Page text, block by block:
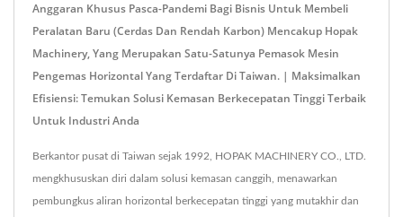
Anggaran Khusus Pasca-Pandemi Bagi Bisnis Untuk Membeli
Peralatan Baru (cerdas Dan Rendah Karbon) Mencakup Hopak
Machinery, Yang Merupakan Satu-Satunya Pemasok Mesin
Pengemas Horizontal Yang Terdaftar Di Taiwan. | Maksimalkan
Efisiensi: Temukan Solusi Kemasan Berkecepatan Tinggi Terbaik
Untuk Industri Anda
Berkantor pusat di Taiwan sejak 1992, HOPAK MACHINERY CO., LTD.
mengkhususkan diri dalam solusi kemasan canggih, menawarkan
pembungkus aliran horizontal berkecepatan tinggi yang mutakhir dan